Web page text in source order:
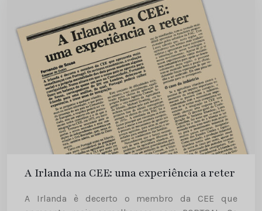
A Irlanda na CEE: uma experiência a reter
A Irlanda è decerto o membro da CEE que